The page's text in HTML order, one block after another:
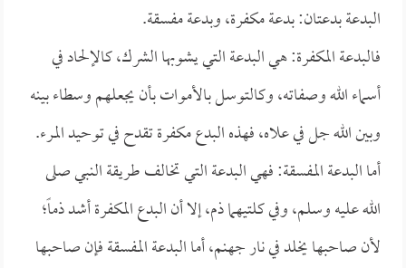
البدعة بدعتان: بدعة مكفرة، وبدعة مفسقة.
فالبدعة المكفرة: هي البدعة التي يشوبها الشرك، كالإلحاد في
أسماء الله وصفاته، وكالتوسل بالأموات بأن يجعلهم وسطاء بينه
وبين الله جل في علاه، فهذه البدع مكفرة تقدح في توحيد المرء.
أما البدعة المفسقة: فهي البدعة التي تخالف طريقة النبي صلى
الله عليه وسلم، وفي كلتيهما ذم، إلا أن البدع المكفرة أشد ذماً؛
لأن صاحبها يخلد في نار جهنم، أما البدعة المفسقة فإن صاحبها